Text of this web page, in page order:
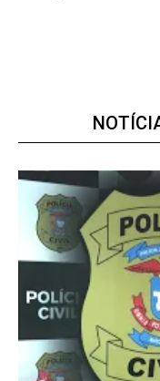
Premium
R$100 /
Acesso as
Acesso a
Notícias